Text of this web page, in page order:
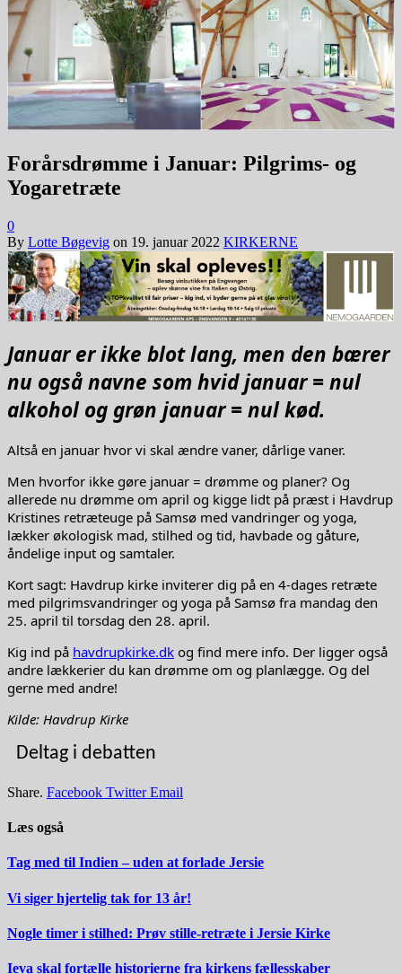
Forårsdrømme i Januar: Pilgrims- og
Yogaretræte
0
By Lotte Bøgevig on 19. januar 2022 KIRKERNE
Januar er ikke blot lang, men den bærer
nu også navne som hvid januar = nul
alkohol og grøn januar = nul kød.
Altså en januar hvor vi skal ændre vaner, dårlige vaner.
Men hvorfor ikke gøre januar = drømme og planer? Og
allerede nu drømme om april og kigge lidt på præst i Havdrup
Kristines retræteuge på Samsø med vandringer og yoga,
lækker økologisk mad, stilhed og tid, havbade og gåture,
åndelige input og samtaler.
Kort sagt: Havdrup kirke inviterer dig på en 4-dages retræte
med pilgrimsvandringer og yoga på Samsø fra mandag den
25. april til torsdag den 28. april.
Kig ind på havdrupkirke.dk og find mere info. Der ligger også
andre lækkerier du kan drømme om og planlægge. Og del
gerne med andre!
Kilde: Havdrup Kirke
Deltag i debatten
Share. Facebook Twitter Email
Læs også
Tag med til Indien – uden at forlade Jersie
Vi siger hjertelig tak for 13 år!
Nogle timer i stilhed: Prøv stille-retræte i Jersie Kirke
Ieva skal fortælle historierne fra kirkens fællesskaber